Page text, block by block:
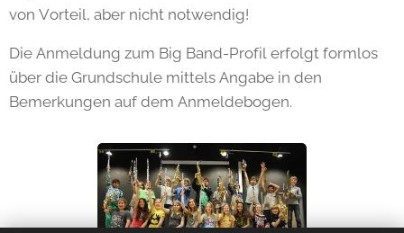
von Vorteil, aber nicht notwendig!
Die Anmeldung zum Big Band-Profil erfolgt formlos
über die Grundschule mittels Angabe in den
Bemerkungen auf dem Anmeldebogen.